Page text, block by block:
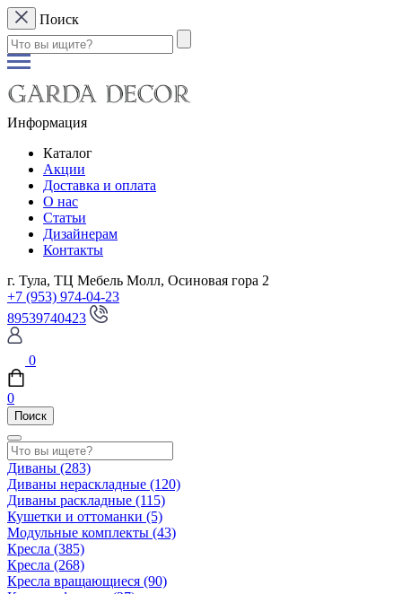
Поиск
Информация
Каталог
Акции
Доставка и оплата
О нас
Статьи
Дизайнерам
Контакты
г. Тула, ТЦ Мебель Молл, Осиновая гора 2
+7 (953) 974-04-23
89539740423
0
0
Поиск
Диваны (283)
Диваны нераскладные (120)
Диваны раскладные (115)
Кушетки и оттоманки (5)
Модульные комплекты (43)
Кресла (385)
Кресла (268)
Кресла вращающиеся (90)